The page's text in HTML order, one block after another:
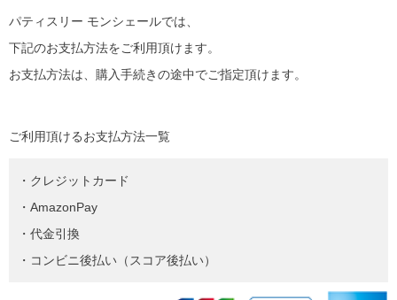
パティスリー モンシェールでは、
下記のお支払方法をご利用頂けます。
お支払方法は、購入手続きの途中でご指定頂けます。
ご利用頂けるお支払方法一覧
・クレジットカード
・AmazonPay
・代金引換
・コンビニ後払い（スコア後払い）